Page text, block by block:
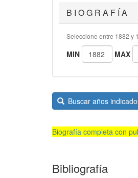
B I O G R A F Í A
Seleccione entre 1882 y
MIN MAX
Buscar años
Biografía completa con
Bibliografía